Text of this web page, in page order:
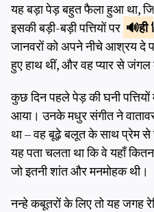
यह बड़ा पेड़ बहुत फैला हुआ था,
इसकी बड़ी-बड़ी पत्तियों पर
ही
जानवरों को अपने नीचे आश्रय दे
हुए हाथ थीं, और वह प्यार से जंगल
कुछ दिन पहले पेड़ की घनी
आया। उनके मधुर संगीत ने
था – वह बूढ़े बलूत के साथ प्रेम
यह पता चलता था कि वे यहाँ
जो इतनी शांत और मनमोहक थी।
नन्हे कबूतरों के लिए तो यह जगह